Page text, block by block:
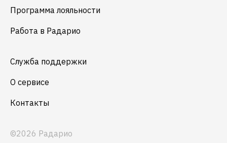
Программа лояльности
Работа в Радарио
Служба поддержки
О сервисе
Контакты
©2026 Радарио